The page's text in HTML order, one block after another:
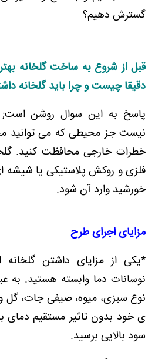
گسترش دهیم؟
قبل از شروع به ساخت گلخانه
دقیقا چیست و چرا باید گلخانه
پاسخ به این سوال روشن است;
نیست جز محیطی که می توانید
خطرات خارجی محافظت کنید.
فلزی و روکش پلاستیکی یا شیشه
خورشید وارد آن شود.
مزایای اجرای طرح
*یکی از مزایای داشتن
نوسانات دما وابسته هستید. به
نوع سبزی، میوه، صیفی جات، گل و
ی خود بدون تاثیر مستقیم دمای
سود بالایی برسید.